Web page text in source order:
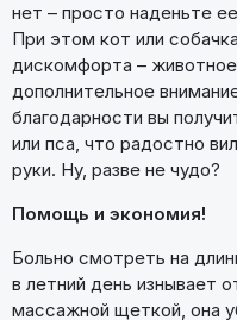
нет – просто наденьте
При этом кот или
дискомфорта –
дополнительное
благодарности вы
или пса, что радостно
руки. Ну, разве не чудо?
Помощь и экономия!
Больно смотреть на
в летний день изнывает
массажной щеткой, она